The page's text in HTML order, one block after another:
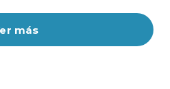
más